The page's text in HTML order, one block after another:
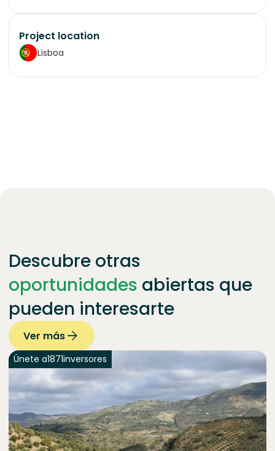
Project location
Lisboa
Descubre otras
oportunidades abiertas que
pueden interesarte
Ver más
Únete a1871inversores